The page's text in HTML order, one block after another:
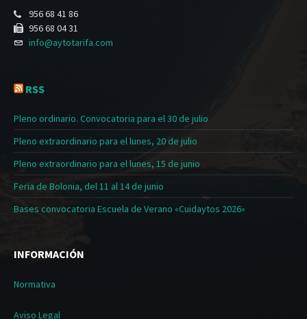
956 68 41 86
956 68 04 31
info@aytotarifa.com
RSS
Pleno ordinario. Convocatoria para el 30 de julio
Pleno extraordinario para el lunes, 20 de julio
Pleno extraordinario para el lunes, 15 de junio
Feria de Bolonia, del 11 al 14 de junio
Bases convocatoria Escuela de Verano «Cuidaytos 2026»
INFORMACIÓN
Normativa
Aviso Legal